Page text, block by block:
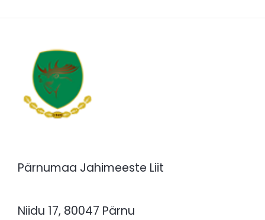
Pärnumaa Jahimeeste Liit
Niidu 17, 80047 Pärnu